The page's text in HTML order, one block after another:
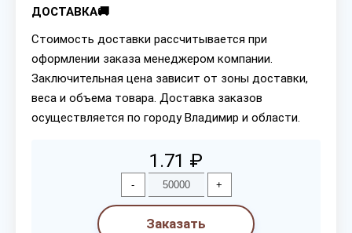
ДОСТАВКА🚚
Стоимость доставки рассчитывается при
оформлении заказа менеджером компании.
Заключительная цена зависит от зоны доставки,
веса и объема товара. Доставка заказов
осуществляется по городу Владимир и области.
1.71 ₽
- +
Заказать